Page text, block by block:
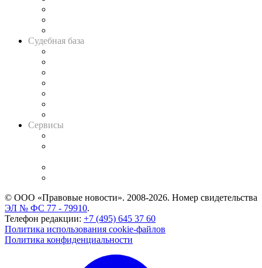
Судебная база
Сервисы
© ООО «Правовые новости». 2008-2026. Номер свидетельства
ЭЛ № ФС 77 - 79910.
Телефон редакции: +7 (495) 645 37 60
Политика использования cookie-файлов
Политика конфиденциальности